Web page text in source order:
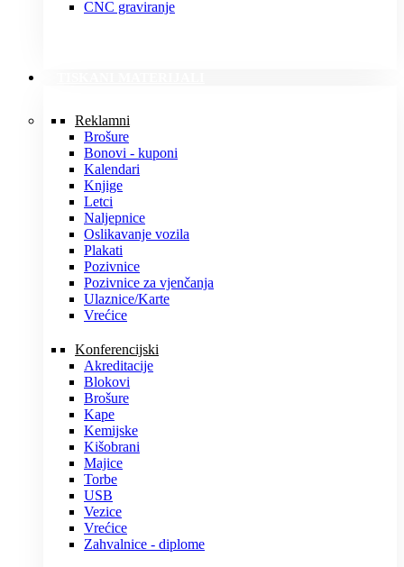
CNC graviranje
Reklamni
Brošure
Bonovi - kuponi
Kalendari
Knjige
Letci
Naljepnice
Oslikavanje vozila
Plakati
Pozivnice
Pozivnice za vjenčanja
Ulaznice/Karte
Vrećice
Konferencijski
Akreditacije
Blokovi
Brošure
Kape
Kemijske
Kišobrani
Majice
Torbe
USB
Vezice
Vrećice
Zahvalnice - diplome